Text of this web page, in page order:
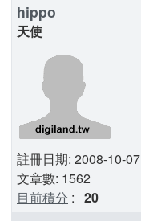
hippo
天使
註冊日期: 2008-10-07
文章數: 1562
目前積分 : 20